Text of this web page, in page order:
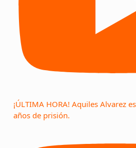
¡ÚLTIMA HORA! Aquiles Alvarez
años de prisión.